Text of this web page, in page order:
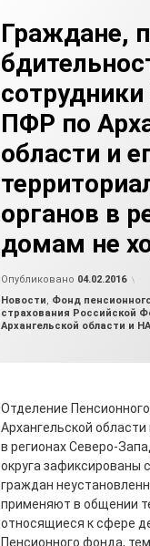
Граждане,
ПФР по
области и
органов в
домам не
Опубликовано 04.02.2016
Рубрики:
Новости, Фонд
страхования Российской
Архангельской области и
Отделение
Архангельской
в регионах Северо-
округа зафиксированы
граждан
применяют в общении
относящиеся к сфере
Пенсионного фонда,